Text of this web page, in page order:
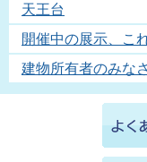
天王台
開催中の展示、こ
建物所有者のみな